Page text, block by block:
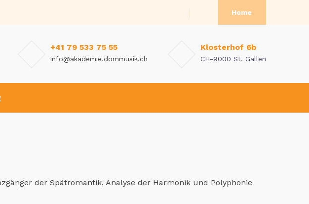
Home
+41 79 533 75 55
info@akademie.dommusik.ch
Klosterhof 6b
CH-9000 St. Gallen
der Spätromantik, Analyse der Harmonik und Polyphonie